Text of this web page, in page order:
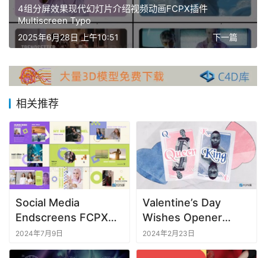
X
插
件
P
X
插
件
库
工
具
F
C
P
4组分屏效果现代幻灯片介绍视频动画FCPX插件
Multiscreen Typo
下一篇
2025年6月28日 上午10:51
相关推荐
Social Media
Endscreens FCPX插
件视频片尾预告介绍
2024年7月9日
Valentine’s Day
Wishes Opener
FCPX插件情人节祝福
开场视频模板
2024年2月23日